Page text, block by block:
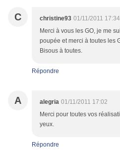
C christine93 01/11/2011 17:34
Merci à vous les GO, je me
poupée et merci à toutes les
Bisous à toutes.
Répondre
A alegria 01/11/2011 17:02
Merci pour toutes vos
yeux.
Répondre